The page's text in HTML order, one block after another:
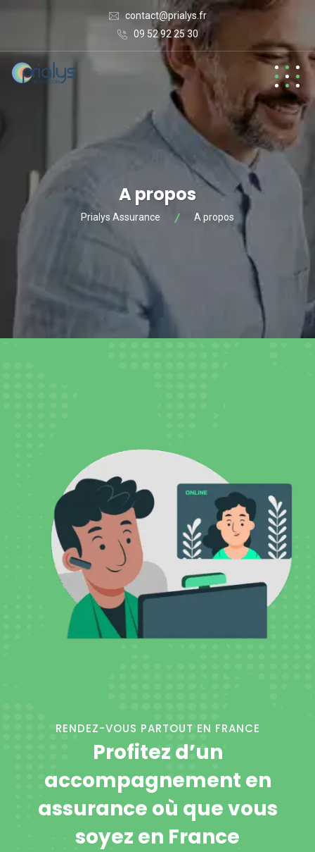
contact@prialys.fr
09 52 92 25 30
A propos
Prialys Assurance A propos
RENDEZ-VOUS PARTOUT EN FRANCE
Profitez d’un
accompagnement en
assurance où que vous
soyez en France